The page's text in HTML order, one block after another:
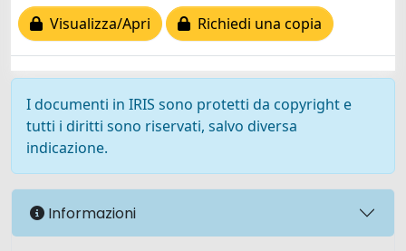
Visualizza/Apri
Richiedi una copia
I documenti in IRIS sono protetti da copyright e
tutti i diritti sono riservati, salvo diversa
indicazione.
Informazioni